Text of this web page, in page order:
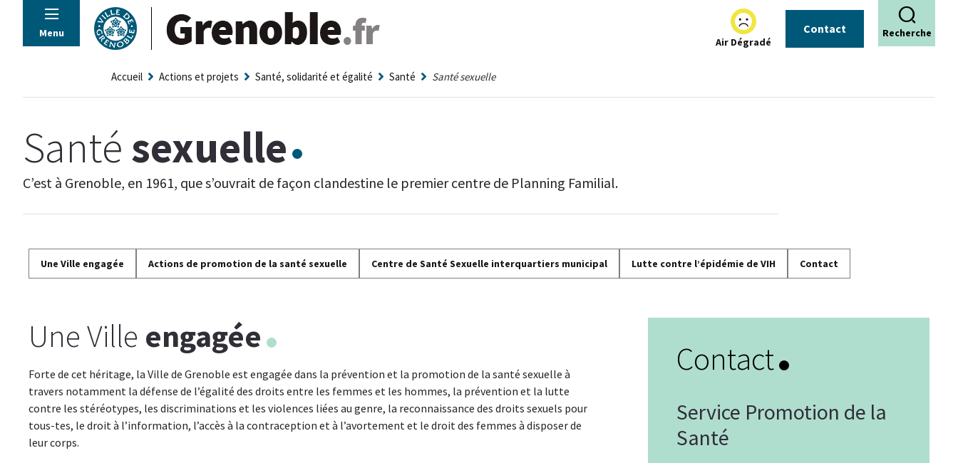
Panneau de gestion des cookies
Menu
Air Dégradé
Contact Recherche
Accueil Actions et projets Santé, solidarité et égalité Santé Santé sexuelle
Santé sexuelle
C’est à Grenoble, en 1961, que s’ouvrait de façon clandestine le premier centre de Planning Familial.
Une Ville engagée Actions de promotion de la santé sexuelle Centre de Santé Sexuelle interquartiers municipal Lutte contre l’épidémie de VIH Contact
Une Ville engagée
Forte de cet héritage, la Ville de Grenoble est engagée dans la prévention et la promotion de la santé sexuelle à
travers notamment la défense de l’égalité des droits entre les femmes et les hommes, la prévention et la lutte
contre les stéréotypes, les discriminations et les violences liées au genre, la reconnaissance des droits sexuels pour
tous-tes, le droit à l’information, l’accès à la contraception et à l’avortement et le droit des femmes à disposer de
leur corps.
Contact
Service Promotion de la
Santé